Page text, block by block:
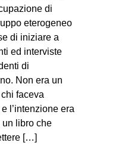
di
eterogeneo
di iniziare a
ed interviste
di
Non era un
faceva
l’intenzione era
libro che
[…]